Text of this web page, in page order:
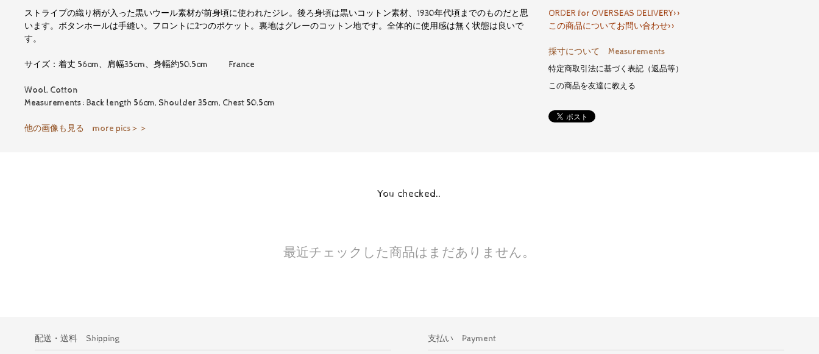
ストライプの織り柄が入った黒いウール素材が前身頃に使われたジレ。後ろ身頃は黒いコットン素材、1930年代頃までのものだと思
います。ボタンホールは手縫い。フロントに2つのポケット。裏地はグレーのコットン地です。全体的に使用感は無く状態は良いで
す。
サイズ：着丈 56cm、肩幅35cm、身幅約50.5cm France
Wool, Cotton
Measurements : Back length 56cm, Shoulder 35cm, Chest 50.5cm
他の画像も見る more pics＞＞
ORDER for OVERSEAS DELIVERY>>
この商品についてお問い合わせ>>
採寸について Measurements
特定商取引法に基づく表記（返品等）
この商品を友達に教える
You checked..
最近チェックした商品はまだありません。
配送・送料 Shipping 支払い Payment